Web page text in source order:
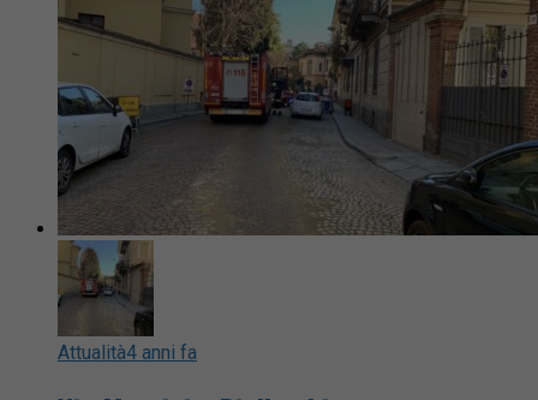
Attualità4 anni fa